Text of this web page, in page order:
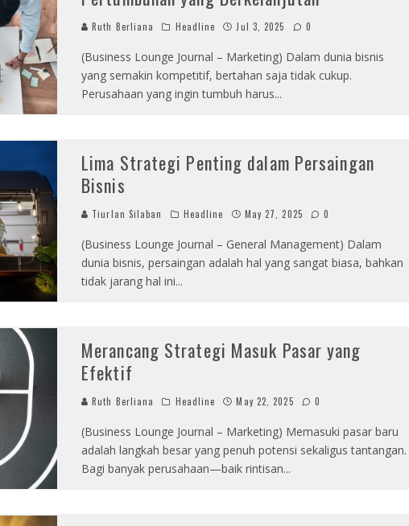
Ruth Berliana Headline Jul 3, 2025 0
(Business Lounge Journal – Marketing) Dalam dunia bisnis
yang semakin kompetitif, bertahan saja tidak cukup.
Perusahaan yang ingin tumbuh harus...
Lima Strategi Penting dalam Persaingan
Bisnis
Tiurlan Silaban Headline May 27, 2025 0
(Business Lounge Journal – General Management) Dalam
dunia bisnis, persaingan adalah hal yang sangat biasa, bahkan
tidak jarang hal ini...
Merancang Strategi Masuk Pasar yang
Efektif
Ruth Berliana Headline May 22, 2025 0
(Business Lounge Journal – Marketing) Memasuki pasar baru
adalah langkah besar yang penuh potensi sekaligus tantangan.
Bagi banyak perusahaan—baik rintisan...